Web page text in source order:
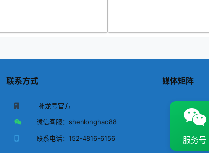
联系方式
神龙号官方
微信客服： shenlonghao88
联系电话： 152-4816-6156
媒体矩阵
服务号